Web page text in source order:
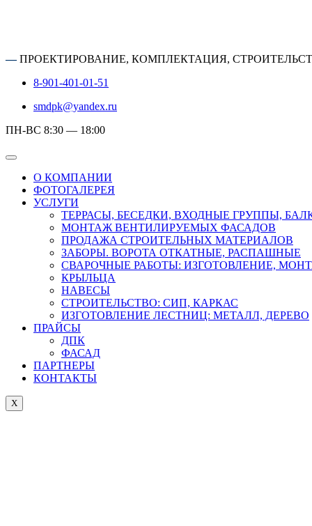
—ПРОЕКТИРОВАНИЕ, КОМПЛЕКТАЦИЯ,
8-901-401-01-51
smdpk@yandex.ru
ПН-ВС 8:30 — 18:00
О КОМПАНИИ
ФОТОГАЛЕРЕЯ
УСЛУГИ
ТЕРРАСЫ, БЕСЕДКИ, ВХОДНЫЕ ГРУППЫ,
МОНТАЖ ВЕНТИЛИРУЕМЫХ ФАСАДОВ
ПРОДАЖА СТРОИТЕЛЬНЫХ МАТЕРИАЛОВ
ЗАБОРЫ. ВОРОТА ОТКАТНЫЕ, РАСПАШНЫЕ
СВАРОЧНЫЕ РАБОТЫ: ИЗГОТОВЛЕНИЕ,
КРЫЛЬЦА
НАВЕСЫ
СТРОИТЕЛЬСТВО: СИП, КАРКАС
ИЗГОТОВЛЕНИЕ ЛЕСТНИЦ: МЕТАЛЛ, ДЕРЕВО
ПРАЙСЫ
ДПК
ФАСАД
ПАРТНЕРЫ
КОНТАКТЫ
X